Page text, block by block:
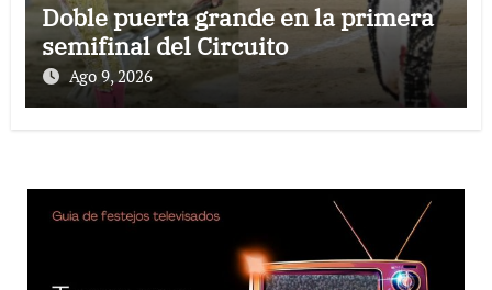
Doble puerta grande en la primera
semifinal del Circuito
Ago 9, 2026